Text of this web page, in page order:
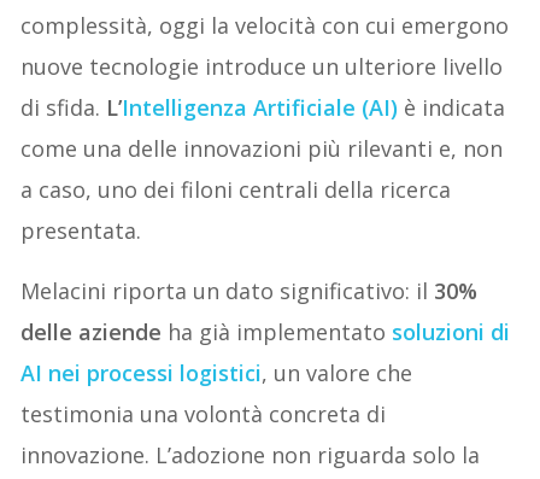
complessità, oggi la velocità con cui emergono
nuove tecnologie introduce un ulteriore livello
di sfida. L’Intelligenza Artificiale (AI) è indicata
come una delle innovazioni più rilevanti e, non
a caso, uno dei filoni centrali della ricerca
presentata.
Melacini riporta un dato significativo: il 30%
delle aziende ha già implementato soluzioni di
AI nei processi logistici, un valore che
testimonia una volontà concreta di
innovazione. L’adozione non riguarda solo la